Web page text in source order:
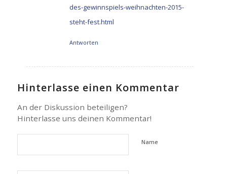
des-gewinnspiels-weihnachten-2015-
steht-fest.html
Antworten
Hinterlasse einen Kommentar
An der Diskussion beteiligen?
Hinterlasse uns deinen Kommentar!
Name